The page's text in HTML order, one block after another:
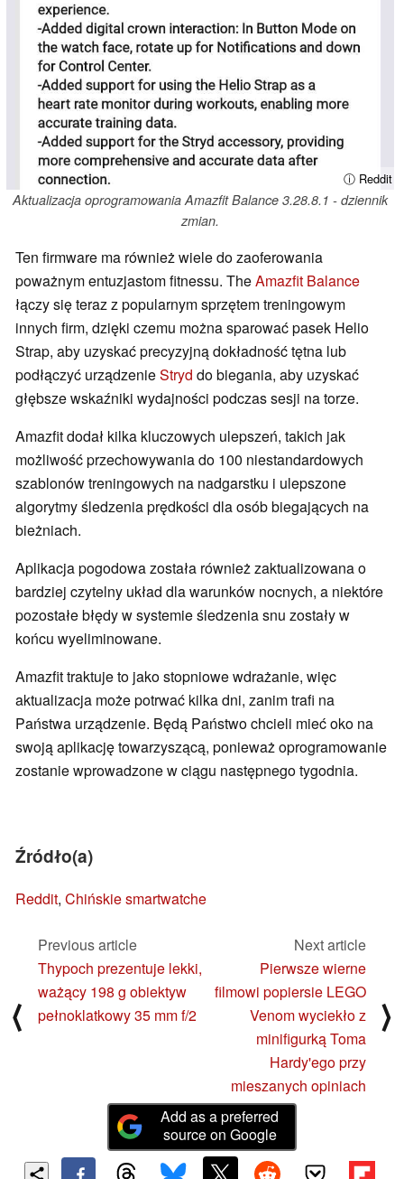
ⓘ Reddit
Aktualizacja oprogramowania Amazfit Balance 3.28.8.1 - dziennik
zmian.
Ten firmware ma również wiele do zaoferowania
poważnym entuzjastom fitnessu. TheAmazfit Balance
łączy się teraz z popularnym sprzętem treningowym
innych firm, dzięki czemu można sparować pasek Helio
Strap, aby uzyskać precyzyjną dokładność tętna lub
podłączyć urządzenieStryd do biegania, aby uzyskać
głębsze wskaźniki wydajności podczas sesji na torze.
Amazfit dodał kilka kluczowych ulepszeń, takich jak
możliwość przechowywania do 100 niestandardowych
szablonów treningowych na nadgarstku i ulepszone
algorytmy śledzenia prędkości dla osób biegających na
bieżniach.
Aplikacja pogodowa została również zaktualizowana o
bardziej czytelny układ dla warunków nocnych, a niektóre
pozostałe błędy w systemie śledzenia snu zostały w
końcu wyeliminowane.
Amazfit traktuje to jako stopniowe wdrażanie, więc
aktualizacja może potrwać kilka dni, zanim trafi na
Państwa urządzenie. Będą Państwo chcieli mieć oko na
swoją aplikację towarzyszącą, ponieważ oprogramowanie
zostanie wprowadzone w ciągu następnego tygodnia.
Źródło(a)
Reddit, Chińskie smartwatche
⟨
Previous article
Thypoch prezentuje lekki,
ważący 198 g obiektyw
pełnoklatkowy 35 mm f/2
Next article
Pierwsze wierne
filmowi popiersie LEGO
Venom wyciekło z
minifigurką Toma
Hardy'ego przy
mieszanych opiniach
⟩
Add as a preferred
source on Google